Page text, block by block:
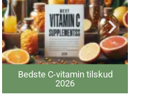
Bedste C-vitamin tilskud
2026